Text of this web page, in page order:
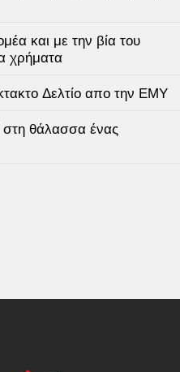
και με την βία του
χρήματα
Δελτίο απο την ΕΜΥ
θάλασσα ένας